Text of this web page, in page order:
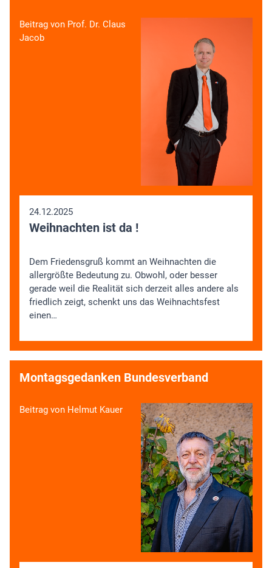
Beitrag von Prof. Dr. Claus
Jacob
24.12.2025
Weihnachten ist da !
Dem Friedensgruß kommt an Weihnachten die
allergrößte Bedeutung zu. Obwohl, oder besser
gerade weil die Realität sich derzeit alles andere als
friedlich zeigt, schenkt uns das Weihnachtsfest
einen…
Montagsgedanken Bundesverband
Beitrag von Helmut Kauer